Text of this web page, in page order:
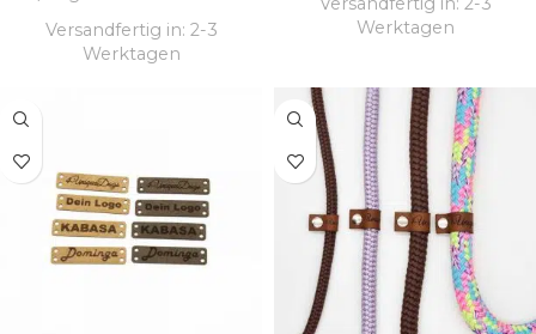
Versandfertig in: 2-3
Werktagen
Werktagen